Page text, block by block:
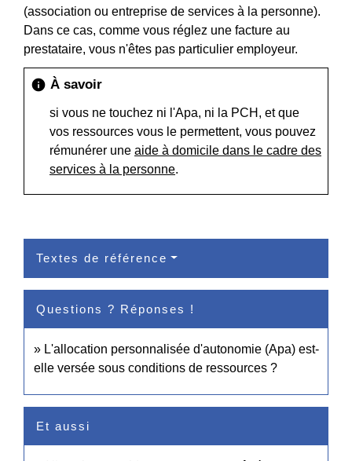
(association ou entreprise de services à la personne).
Dans ce cas, comme vous réglez une facture au
prestataire, vous n'êtes pas particulier employeur.
info À savoir
si vous ne touchez ni l'Apa, ni la PCH, et que
vos ressources vous le permettent, vous pouvez
rémunérer une aide à domicile dans le cadre des
services à la personne.
Textes de référence
Questions ? Réponses !
L'allocation personnalisée d'autonomie (Apa) est-
elle versée sous conditions de ressources ?
Et aussi